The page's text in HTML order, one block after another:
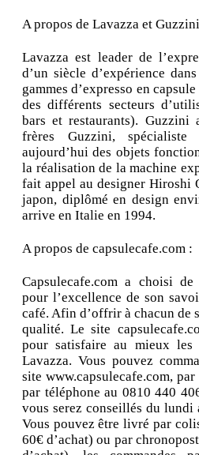
A propos de Lavazza et
Lavazza est leader de
d’un siècle d’expérience
gammes d’expresso en
des différents secteurs
bars et restaurants). Guzzini
frères Guzzini, spécialiste
aujourd’hui des objets
la réalisation de la machine
fait appel au designer Hiroshi
japon, diplômé en design
arrive en Italie en 1994.
A propos de capsulecafe.com :
Capsulecafe.com a choisi
pour l’excellence de son
café. Afin d’offrir à chacun de
qualité. Le site
pour satisfaire au mieux les
Lavazza. Vous pouvez
site www.capsulecafe.com,
par téléphone au 0810 440
vous serez conseillés du lundi
Vous pouvez être livré par
60€ d’achat) ou par